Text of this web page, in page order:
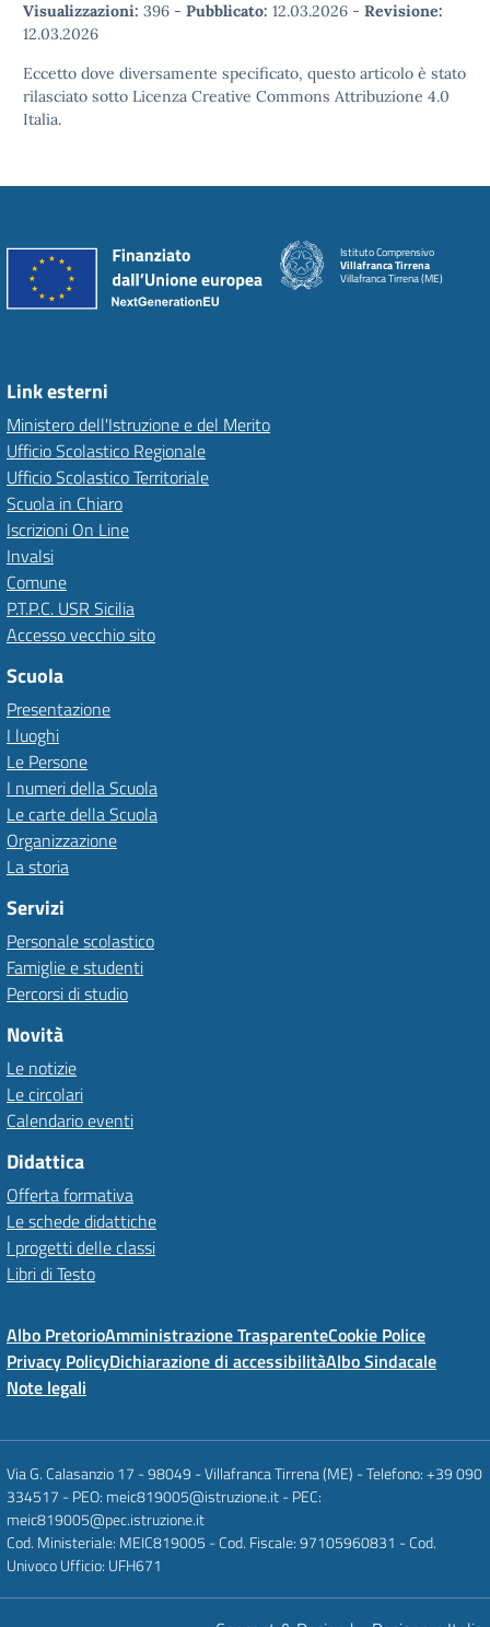
Visualizzazioni: 396 - Pubblicato: 12.03.2026 - Revisione:
12.03.2026
Eccetto dove diversamente specificato, questo articolo è stato
rilasciato sotto Licenza Creative Commons Attribuzione 4.0
Italia.
Istituto Comprensivo
Villafranca Tirrena
Villafranca Tirrena (ME)
Link esterni
Ministero dell'Istruzione e del Merito
Ufficio Scolastico Regionale
Ufficio Scolastico Territoriale
Scuola in Chiaro
Iscrizioni On Line
Invalsi
Comune
P.T.P.C. USR Sicilia
Accesso vecchio sito
Scuola
Presentazione
I luoghi
Le Persone
I numeri della Scuola
Le carte della Scuola
Organizzazione
La storia
Servizi
Personale scolastico
Famiglie e studenti
Percorsi di studio
Novità
Le notizie
Le circolari
Calendario eventi
Didattica
Offerta formativa
Le schede didattiche
I progetti delle classi
Libri di Testo
Albo PretorioAmministrazione TrasparenteCookie Police
Privacy PolicyDichiarazione di accessibilitàAlbo Sindacale
Note legali
Via G. Calasanzio 17 - 98049 - Villafranca Tirrena (ME) - Telefono: +39 090
334517 - PEO: meic819005@istruzione.it - PEC:
meic819005@pec.istruzione.it
Cod. Ministeriale: MEIC819005 - Cod. Fiscale: 97105960831 - Cod.
Univoco Ufficio: UFH671